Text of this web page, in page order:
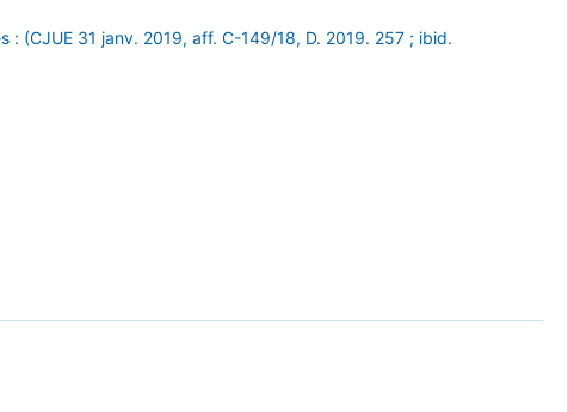
(CJUE 31 janv. 2019, aff. C-149/18, D. 2019. 257 ; ibid.